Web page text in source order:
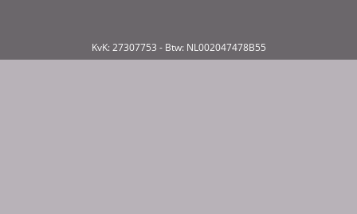
KvK: 27307753 - Btw: NL002047478B55